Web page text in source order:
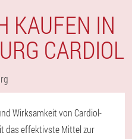
KAUFEN IN
CARDIOL
Wirksamkeit von Cardiol-
das effektivste Mittel zur